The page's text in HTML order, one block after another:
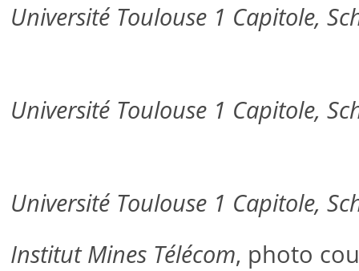
Université Toulouse 1 Capitole,
Université Toulouse 1 Capitole,
Université Toulouse 1 Capitole,
Institut Mines Télécom, photo